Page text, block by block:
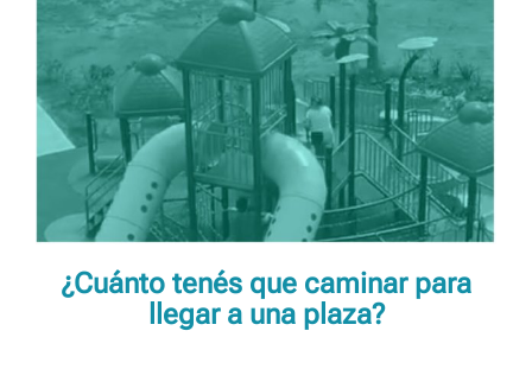
¿Cuánto tenés que caminar para
llegar a una plaza?